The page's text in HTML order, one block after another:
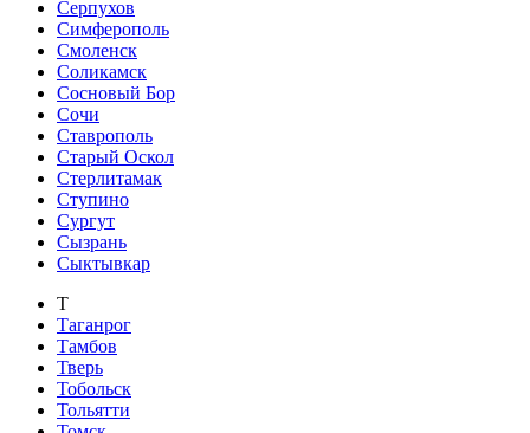
Серпухов
Симферополь
Смоленск
Соликамск
Сосновый Бор
Сочи
Ставрополь
Старый Оскол
Стерлитамак
Ступино
Сургут
Сызрань
Сыктывкар
Т
Таганрог
Тамбов
Тверь
Тобольск
Тольятти